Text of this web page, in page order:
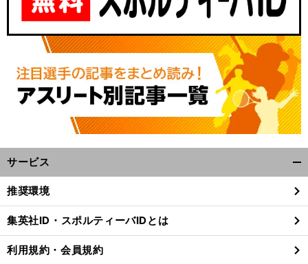
サービス
閉
る
推奨環境
集英社ID・スポルティーバIDとは
利用規約・会員規約